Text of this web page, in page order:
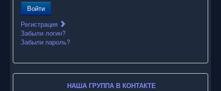
Войти
Регистрация
Забыли логин?
Забыли пароль?
НАША ГРУППА В КОНТАКТЕ